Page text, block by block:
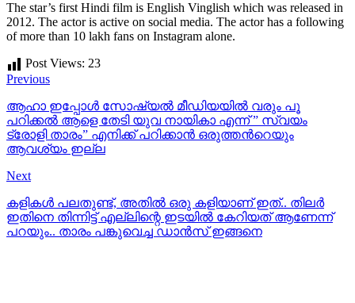
The star’s first Hindi film is English Vinglish which was released in
2012. The actor is active on social media. The actor has a following
of more than 10 lakh fans on Instagram alone.
Post Views: 23
Previous
ആഹാ ഇപ്പോള്‍ സോഷ്യല്‍ മീഡിയയില്‍ വരും പൂ
പറിക്കല്‍ ആളെ തേടി യുവ നായികാ എന്ന് ” സ്വയം
ട്രോളി താരം” എനിക്ക് പറിക്കാന്‍ ഒരുത്തന്‍റെയും
ആവശ്യം ഇല്ല
Next
കളികള്‍ പലതുണ്ട്, അതില്‍ ഒരു കളിയാണ്‌ ഇത്.. തിലര്‍
ഇതിനെ തിന്നിട്ട് എല്ലിന്റെ ഇടയില്‍ കേറിയത് ആണേന്ന്
പറയും.. താരം പങ്കുവെച്ച ഡാന്‍സ് ഇങ്ങനെ